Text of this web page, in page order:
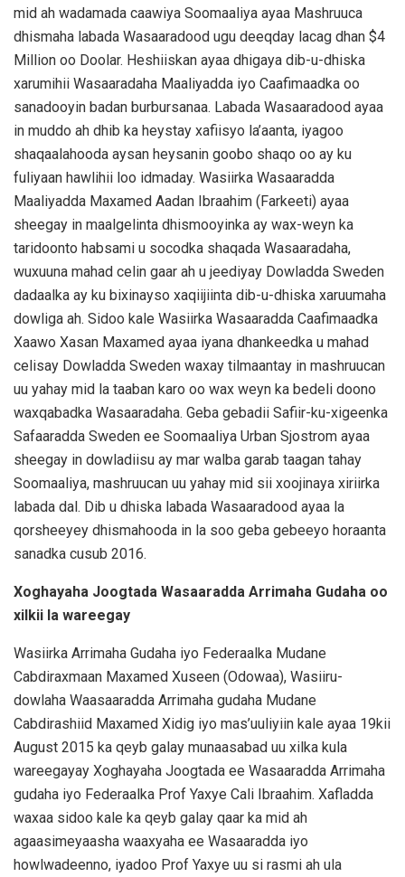
mid ah wadamada caawiya Soomaaliya ayaa Mashruuca
dhismaha labada Wasaaradood ugu deeqday lacag dhan $4
Million oo Doolar. Heshiiskan ayaa dhigaya dib-u-dhiska
xarumihii Wasaaradaha Maaliyadda iyo Caafimaadka oo
sanadooyin badan burbursanaa. Labada Wasaaradood ayaa
in muddo ah dhib ka heystay xafiisyo la’aanta, iyagoo
shaqaalahooda aysan heysanin goobo shaqo oo ay ku
fuliyaan hawlihii loo idmaday. Wasiirka Wasaaradda
Maaliyadda Maxamed Aadan Ibraahim (Farkeeti) ayaa
sheegay in maalgelinta dhismooyinka ay wax-weyn ka
taridoonto habsami u socodka shaqada Wasaaradaha,
wuxuuna mahad celin gaar ah u jeediyay Dowladda Sweden
dadaalka ay ku bixinayso xaqiijiinta dib-u-dhiska xaruumaha
dowliga ah. Sidoo kale Wasiirka Wasaaradda Caafimaadka
Xaawo Xasan Maxamed ayaa iyana dhankeedka u mahad
celisay Dowladda Sweden waxay tilmaantay in mashruucan
uu yahay mid la taaban karo oo wax weyn ka bedeli doono
waxqabadka Wasaaradaha. Geba gebadii Safiir-ku-xigeenka
Safaaradda Sweden ee Soomaaliya Urban Sjostrom ayaa
sheegay in dowladiisu ay mar walba garab taagan tahay
Soomaaliya, mashruucan uu yahay mid sii xoojinaya xiriirka
labada dal. Dib u dhiska labada Wasaaradood ayaa la
qorsheeyey dhismahooda in la soo geba gebeeyo horaanta
sanadka cusub 2016.
Xoghayaha Joogtada Wasaaradda Arrimaha Gudaha oo
xilkii la wareegay
Wasiirka Arrimaha Gudaha iyo Federaalka Mudane
Cabdiraxmaan Maxamed Xuseen (Odowaa), Wasiiru-
dowlaha Waasaaradda Arrimaha gudaha Mudane
Cabdirashiid Maxamed Xidig iyo mas’uuliyiin kale ayaa 19kii
August 2015 ka qeyb galay munaasabad uu xilka kula
wareegayay Xoghayaha Joogtada ee Wasaaradda Arrimaha
gudaha iyo Federaalka Prof Yaxye Cali Ibraahim. Xafladda
waxaa sidoo kale ka qeyb galay qaar ka mid ah
agaasimeyaasha waaxyaha ee Wasaaradda iyo
howlwadeenno, iyadoo Prof Yaxye uu si rasmi ah ula